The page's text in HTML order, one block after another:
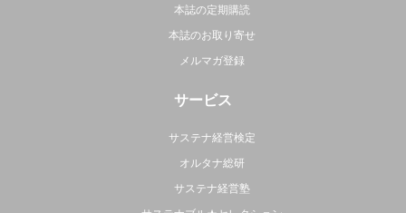
本誌の定期購読
本誌のお取り寄せ
メルマガ登録
サービス
サステナ経営検定
オルタナ総研
サステナ経営塾